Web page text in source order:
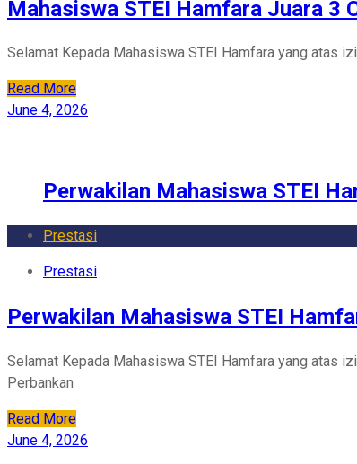
Mahasiswa STEI Hamfara Juara 3
Selamat Kepada Mahasiswa STEI Hamfara yang atas
Read More
June 4, 2026
Perwakilan Mahasiswa STEI
Prestasi
Prestasi
Perwakilan Mahasiswa STEI
Selamat Kepada Mahasiswa STEI Hamfara yang atas
Perbankan
Read More
June 4, 2026